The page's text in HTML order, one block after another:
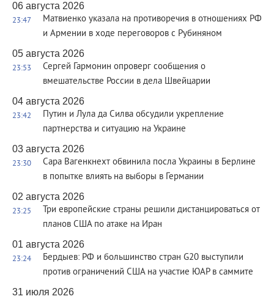
06 августа 2026
23:47
Матвиенко указала на противоречия в отношениях РФ
и Армении в ходе переговоров с Рубиняном
05 августа 2026
23:53
Сергей Гармонин опроверг сообщения о
вмешательстве России в дела Швейцарии
04 августа 2026
23:42
Путин и Лула да Силва обсудили укрепление
партнерства и ситуацию на Украине
03 августа 2026
23:30
Сара Вагенкнехт обвинила посла Украины в Берлине
в попытке влиять на выборы в Германии
02 августа 2026
23:25
Три европейские страны решили дистанцироваться от
планов США по атаке на Иран
01 августа 2026
23:24
Бердыев: РФ и большинство стран G20 выступили
против ограничений США на участие ЮАР в саммите
31 июля 2026